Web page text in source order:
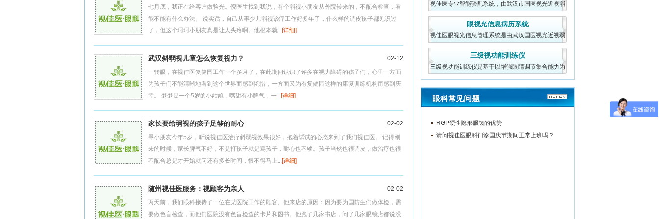
七月底，我正在给客户做验光。倪医生找到我说，有个弱视小朋友从外院转来的，不配合检查，看
能不能有什么办法。 说实话，自己从事少儿弱视诊疗工作好多年了，什么样的调皮孩子都见识过
了，但这个珂珂小朋友真是让人头疼啊。他根本就...[详细]
武汉斜弱视儿童怎么恢复视力？
02-12
一转眼，在视佳医复健园工作一个多月了，在此期间认识了许多在视力障碍的孩子们，心里一方面
为孩子们不能清晰地看到这个世界而感到惋惜，一方面又为有复健园这样的康复训练机构而感到庆
幸。 梦梦是一个5岁的小姑娘，嘴甜有小脾气，一...[详细]
家长要给弱视的孩子足够的耐心
02-02
墨小朋友今年5岁，听说视佳医治疗斜弱视效果很好，抱着试试的心态来到了我们视佳医。 记得刚
来的时候，家长脾气不好，不是打孩子就是骂孩子，耐心也不够。孩子当然也很调皮，做治疗也很
不配合总是才开始就问还有多长时间，恨不得马上...[详细]
随州视佳医服务：视顾客为亲人
02-02
两天前，我们眼科接待了一位在某医院工作的顾客。他来店的原因：因为要为国防生们做体检，需
要做色盲检查，而他们医院没有色盲检查的卡片和图书。他跑了几家书店，问了几家眼镜店都说没
视佳医专业智能验配系统，由武汉市国医视光近视弱
视研究院开发中心
眼视光信息病历系统
视佳医眼视光信息管理系统是由武汉国医视光近视弱
视研究院研发（武
三级视功能训练仪
三级视功能训练仪是基于以增强眼睛调节集合能力为
核心的视功能训练
眼科常见问题
RGP硬性隐形眼镜的优势
请问视佳医眼科门诊国庆节期间正常上班吗？